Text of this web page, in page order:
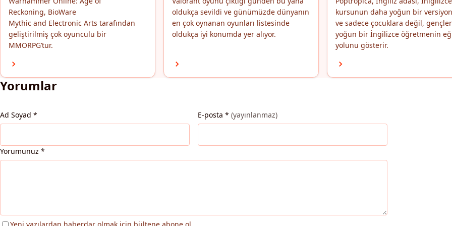
Reckoning, BioWare
Mythic and Electronic Arts tarafından
geliştirilmiş çok oyunculu bir
MMORPG’tur.
oldukça sevildi ve günümüzde dünyanın
en çok oynanan oyunları listesinde
oldukça iyi konumda yer alıyor.
kursunun daha yoğun bir
ve sadece çocuklara değil,
yoğun bir İngilizce öğretmenin
yolunu gösterir.
Yorumlar
Ad Soyad * E-posta * (yayınlanmaz)
Yorumunuz *